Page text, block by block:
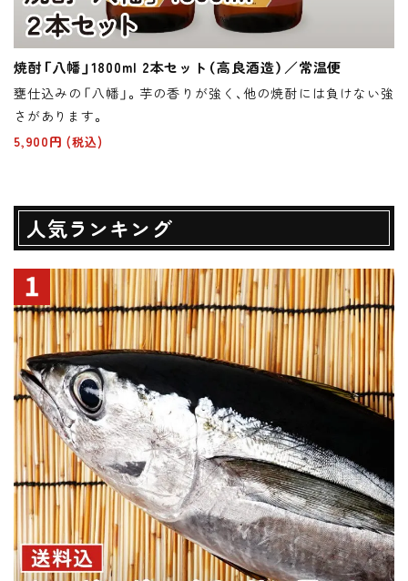
焼酎「八幡」1800ml 2本セット（高良酒造）／常温便
甕仕込みの「八幡」。芋の香りが強く、他の焼酎には負けない強
さがあります。
5,900円 (税込)
人気ランキング